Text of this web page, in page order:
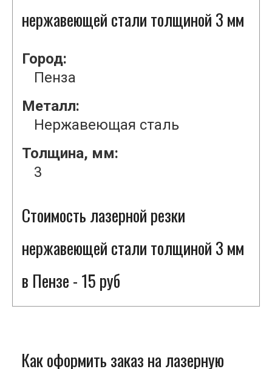
нержавеющей стали толщиной 3 мм
Город:
Пенза
Металл:
Нержавеющая сталь
Толщина, мм:
3
Стоимость лазерной резки
нержавеющей стали толщиной 3 мм
в Пензе - 15 руб
Как оформить заказ на лазерную